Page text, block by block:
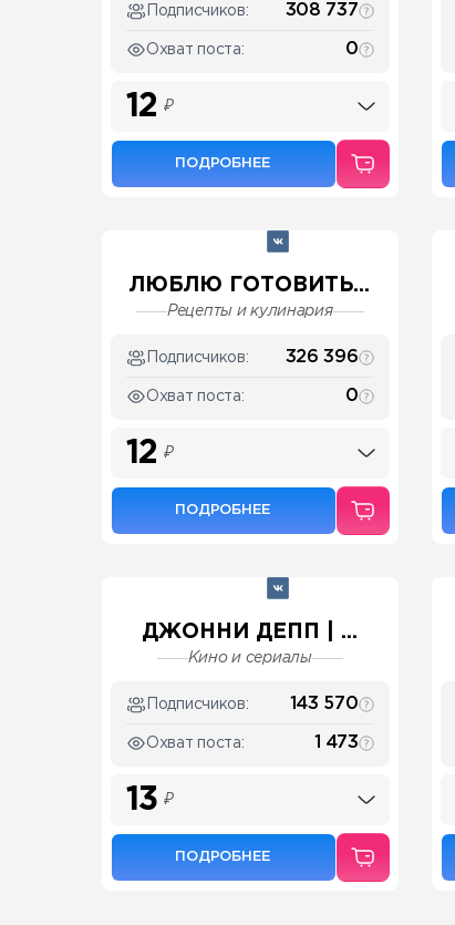
Подписчиков: 308 737
Охват поста: 0
12 ₽
ПОДРОБНЕЕ
ЛЮБЛЮ ГОТОВИТЬ...
Рецепты и кулинария
Подписчиков: 326 396
Охват поста: 0
12 ₽
ПОДРОБНЕЕ
ДЖОННИ ДЕПП | ...
Кино и сериалы
Подписчиков: 143 570
Охват поста: 1 473
13 ₽
ПОДРОБНЕЕ